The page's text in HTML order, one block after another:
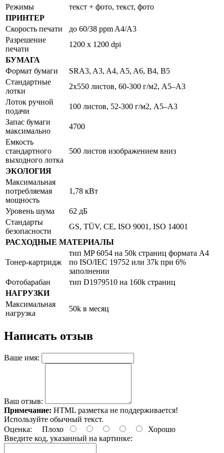
Режимы
текст + фото, текст, фото
ПРИНТЕР
Скорость печати
до 60/38 ppm A4/A3
Разрешение
печати
1200 x 1200 dpi
БУМАГА
Формат бумаги
SRA3, A3, A4, A5, A6, B4, B5
Стандартные
лотки
2x550 листов, 60-300 г/м2, A5–A3
Лоток ручной
подачи
100 листов, 52-300 г/м2, A5–A3
Запас бумаги
максимально
4700
Емкость
стандартного
выходного лотка
500 листов изображением вниз
ЭКОЛОГИЯ
Максимальная
потребляемая
мощность
1,78 кВт
Уровень шума
62 дБ
Стандарты
безопасности
GS, TÜV, CE, ISO 9001, ISO 14001
РАСХОДНЫЕ МАТЕРИАЛЫ
Тонер-картридж
тип MP 6054 на 50k страниц формата A4
по ISO/IEC 19752 или 37k при 6%
заполнении
Фотобарабан
тип D1979510 на 160k страниц
НАГРУЗКИ
Максимальная
нагрузка
50k в месяц
Написать отзыв
Ваше имя:
Ваш отзыв:
Примечание: HTML разметка не поддерживается!
Используйте обычный текст.
Оценка: Плохо
Хорошо
Введите код, указанный на картинке: